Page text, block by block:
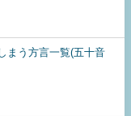
まう方言一覧(五十音